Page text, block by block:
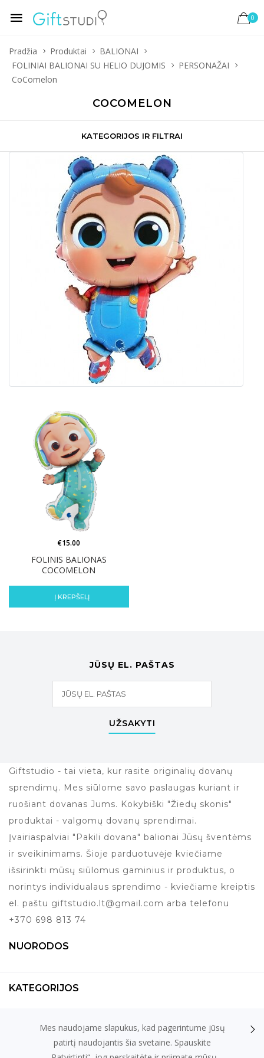
0
Pradžia Produktai
BALIONAI
FOLINIAI BALIONAI SU HELIO DUJOMIS
PERSONAŽAI
CoComelon
COCOMELON
KATEGORIJOS IR FILTRAI
FOLINIS BALIONAS
COCOMELON
€15.00
Į KREPŠELĮ
JŪSŲ EL. PAŠTAS
UŽSAKYTI
Giftstudio - tai vieta, kur rasite originalių dovanų
sprendimų. Mes siūlome savo paslaugas kuriant ir
ruošiant dovanas Jums. Kokybiški "Žiedų skonis"
produktai - valgomų dovanų sprendimai.
Įvairiaspalviai "Pakili dovana" balionai Jūsų šventėms
ir sveikinimams. Šioje parduotuvėje kviečiame
išsirinkti mūsų siūlomus gaminius ir produktus, o
norintys individualaus sprendimo - kviečiame kreiptis
el. paštu giftstudio.lt@gmail.com arba telefonu
+370 698 813 74
NUORODOS
KATEGORIJOS
KONTAKTAIMes naudojame slapukus, kad pagerintume jūsų
patirtį naudojantis šia svetaine. Spauskite